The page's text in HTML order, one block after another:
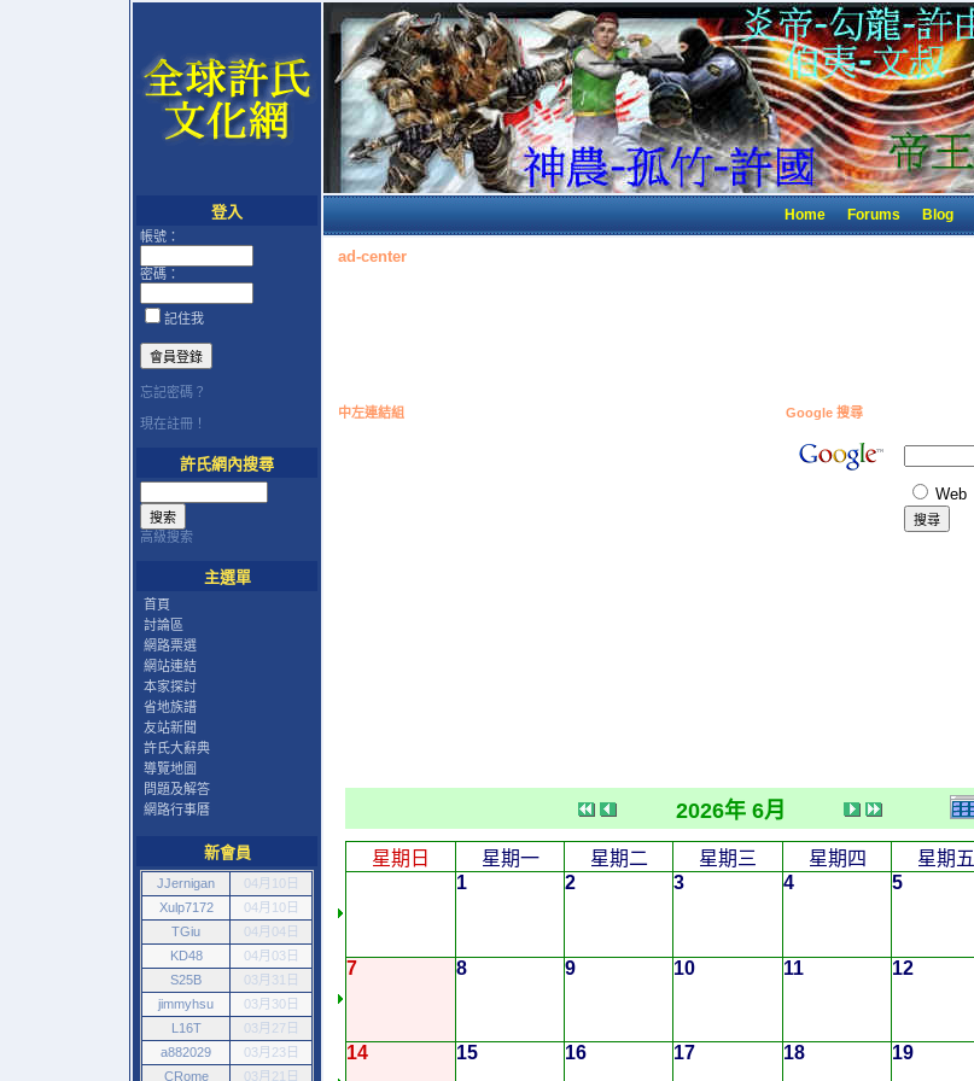
登入
帳號：
密碼：
記住我
忘記密碼？
現在註冊！
許氏網內搜尋
高級搜索
主選單
首頁
討論區
網路票選
網站連結
本家探討
省地族譜
友站新聞
許氏大辭典
導覽地圖
問題及解答
網路行事曆
新會員
JJernigan
04月10日
Xulp7172
04月10日
TGiu
04月04日
KD48
04月03日
S25B
03月31日
jimmyhsu
03月30日
L16T
03月27日
a882029
03月23日
CRome
03月21日
Home Forums Blog
ad-center
中左連結組 Google 搜尋
Web
2026年 6月
星期日 星期一 星期二 星期三 星期四 星期五
1
2 3 4 5
7 8 9 10 11 12
14 15 16 17 18 19